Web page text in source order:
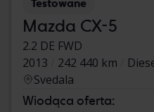
Testowane
Mazda CX-5
2.2 DE FWD
2013
242 440 km
Svedala
Wiodąca oferta: